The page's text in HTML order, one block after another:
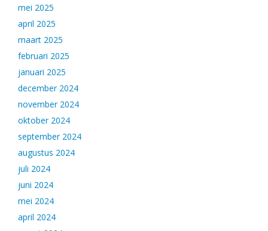
mei 2025
april 2025
maart 2025
februari 2025
januari 2025
december 2024
november 2024
oktober 2024
september 2024
augustus 2024
juli 2024
juni 2024
mei 2024
april 2024